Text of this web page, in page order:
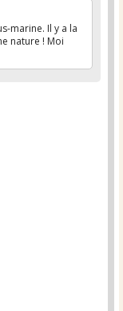
marine. Il y a la
nature ! Moi